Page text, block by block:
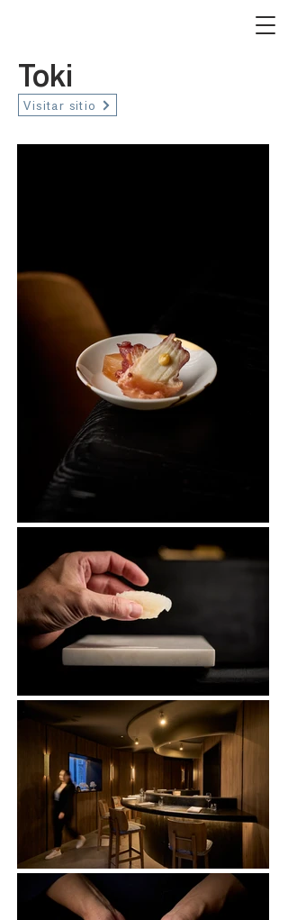
Toki
Visitar sitio